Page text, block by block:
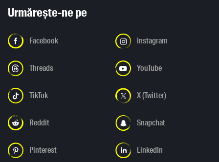
Urmărește-ne pe
Facebook Instagram
Threads YouTube
TikTok X (Twitter)
Reddit Snapchat
Pinterest LinkedIn